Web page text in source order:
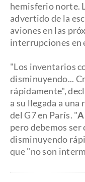
hemisferio norte.
advertido de la
aviones en las
interrupciones en
"Los inventarios
disminuyendo...
rápidamente",
a su llegada a
del G7 en París. "
pero debemos ser
disminuyendo
que "no son